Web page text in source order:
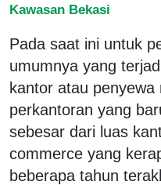
Kawasan Bekasi
Pada saat ini untuk
umumnya yang
kantor atau penyewa
perkantoran yang
sebesar dari luas
commerce yang
beberapa tahun